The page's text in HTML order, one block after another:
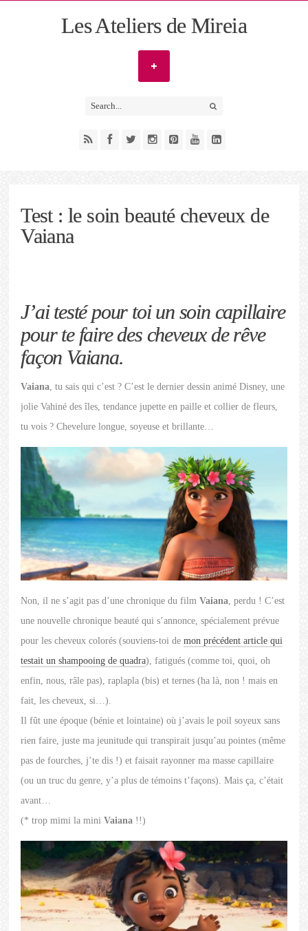
Les Ateliers de Mireia
Test : le soin beauté cheveux de
Vaiana
J’ai testé pour toi un soin capillaire
pour te faire des cheveux de rêve
façon Vaiana.
Vaiana, tu sais qui c’est ? C’est le dernier dessin animé Disney, une
jolie Vahiné des îles, tendance jupette en paille et collier de fleurs,
tu vois ? Chevelure longue, soyeuse et brillante…
Non, il ne s’agit pas d’une chronique du filmVaiana , perdu ! C’est
une nouvelle chronique beauté qui s’annonce, spécialement prévue
pour les cheveux colorés (souviens-toi demon précédent article qui
testait un shampooing de quadra), fatigués (comme toi, quoi, oh
enfin, nous, râle pas), raplapla (bis) et ternes (ha là, non ! mais en
fait, les cheveux, si…).
Il fût une époque (bénie et lointaine) où j’avais le poil soyeux sans
rien faire, juste ma jeunitude qui transpirait jusqu’au pointes (même
pas de fourches, j’te dis !) et faisait rayonner ma masse capillaire
(ou un truc du genre, y’a plus de témoins t’façons). Mais ça, c’était
avant…
(* trop mimi la miniVaiana !!)